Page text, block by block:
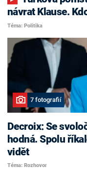
návrat Klause.
Téma: Politika
7 fotografií
Decroix: Se
hodná. Spolu
vidět
Téma: Rozhovor